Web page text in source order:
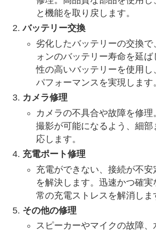
と機能を取り戻します。
バッテリー交換
劣化したバッテリーの交換で
ォンのバッテリー寿命を延
性の高いバッテリーを使用し
パフォーマンスを実現します
カメラ修理
カメラの不具合や故障を修
撮影が可能になるよう、細部
応します。
充電ポート修理
充電ができない、接続が不安
を解決します。迅速かつ確実
常の充電ストレスを解消しま
その他の修理
スピーカーやマイクの故障、